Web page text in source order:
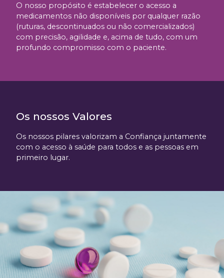
O nosso propósito é estabelecer o acesso a
medicamentos não disponíveis por qualquer razão
(ruturas, descontinuados ou não comercializados)
com precisão, agilidade e, acima de tudo, com um
profundo compromisso com o paciente.
Os nossos Valores
Os nossos pilares valorizam a Confiança juntamente
com o acesso à saúde para todos e as pessoas em
primeiro lugar.